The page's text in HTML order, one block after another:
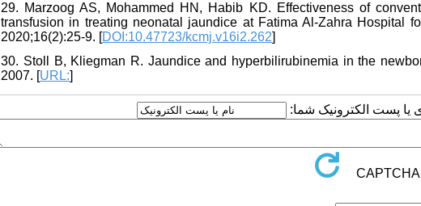
29. Marzoog AS, Mohammed HN, Habib KD. Effectiveness of
transfusion in treating neonatal jaundice at Fatima Al-Zahra Hospital
2020;16(2):25-9. [DOI:10.47723/kcmj.v16i2.262]
30. Stoll B, Kliegman R. Jaundice and hyperbilirubinemia in the
2007. [URL:]
یا پست الکترونیک شما: